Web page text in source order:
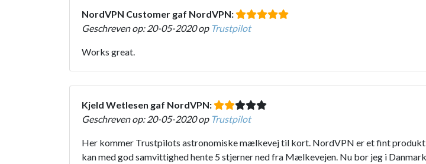
NordVPN Customer gaf NordVPN:
Geschreven op: 20-05-2020 op Trustpilot
Works great.
Kjeld Wetlesen gaf NordVPN:
Geschreven op: 20-05-2020 op Trustpilot
Her kommer Trustpilots astronomiske mælkevej til kort. NordVPN er et fint produkt
kan med god samvittighed hente 5 stjerner ned fra Mælkevejen. Nu bor jeg i